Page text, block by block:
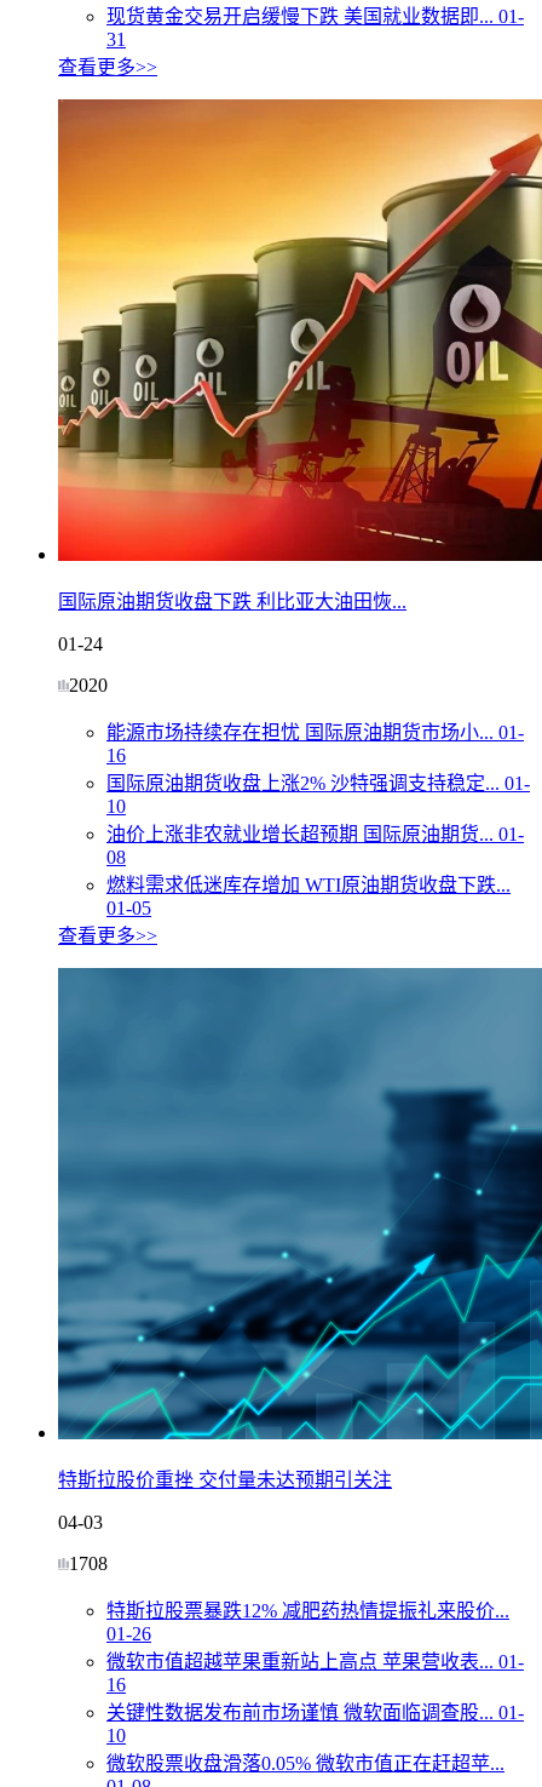
现货黄金交易开启缓慢下跌 美国就业数据即... 01-
31
查看更多>>
国际原油期货收盘下跌 利比亚大油田恢...
01-24
2020
能源市场持续存在担忧 国际原油期货市场小... 01-
16
国际原油期货收盘上涨2% 沙特强调支持稳定... 01-
10
油价上涨非农就业增长超预期 国际原油期货... 01-
08
燃料需求低迷库存增加 WTI原油期货收盘下跌...
01-05
查看更多>>
特斯拉股价重挫 交付量未达预期引关注
04-03
1708
特斯拉股票暴跌12% 减肥药热情提振礼来股价...
01-26
微软市值超越苹果重新站上高点 苹果营收表... 01-
16
关键性数据发布前市场谨慎 微软面临调查股... 01-
10
微软股票收盘滑落0.05% 微软市值正在赶超苹...